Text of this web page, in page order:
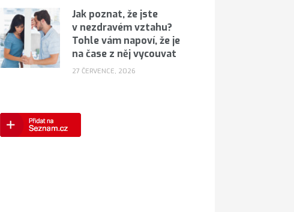
Jak poznat, že jste
v nezdravém vztahu?
Tohle vám napoví, že je
na čase z něj vycouvat
27 ČERVENCE, 2026